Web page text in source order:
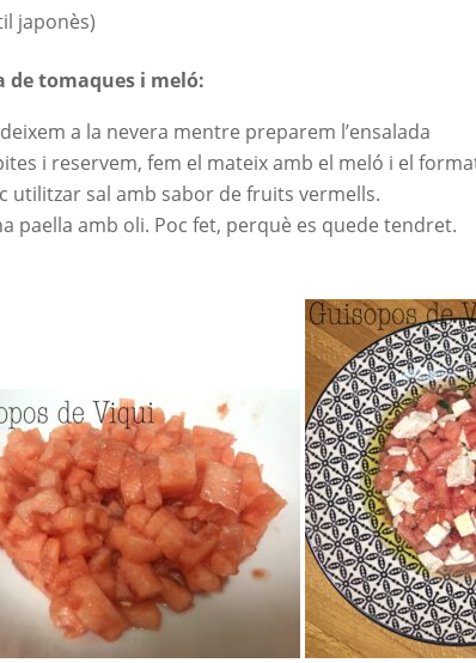
japonès)
de tomaques i meló:
a la nevera mentre preparem l’ensalada
i reservem, fem el mateix amb el meló i el
utilitzar sal amb sabor de fruits vermells.
paella amb oli. Poc fet, perquè es quede tendret.